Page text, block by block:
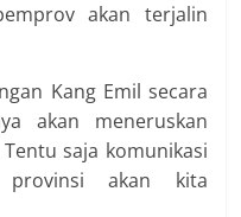
akan terjalin
Kang Emil secara
akan meneruskan
saja komuni­kasi
provinsi akan kita